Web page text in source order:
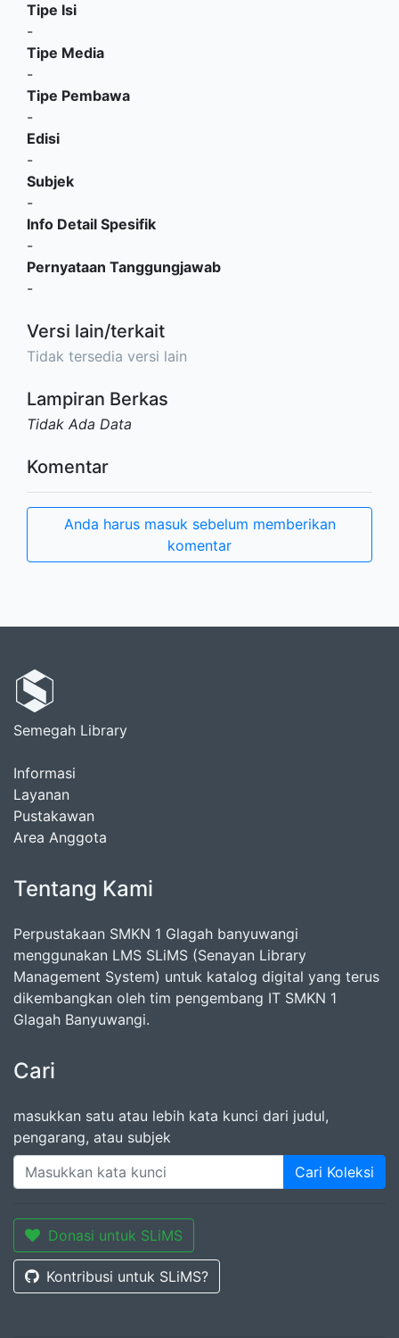
Tipe Isi
-
Tipe Media
-
Tipe Pembawa
-
Edisi
-
Subjek
-
Info Detail Spesifik
-
Pernyataan Tanggungjawab
-
Versi lain/terkait
Tidak tersedia versi lain
Lampiran Berkas
Tidak Ada Data
Komentar
Anda harus masuk sebelum memberikan
komentar
Semegah Library
Informasi
Layanan
Pustakawan
Area Anggota
Tentang Kami
Perpustakaan SMKN 1 Glagah banyuwangi
menggunakan LMS SLiMS (Senayan Library
Management System) untuk katalog digital yang terus
dikembangkan oleh tim pengembang IT SMKN 1
Glagah Banyuwangi.
Cari
masukkan satu atau lebih kata kunci dari judul,
pengarang, atau subjek
Cari Koleksi
Donasi untuk SLiMS
Kontribusi untuk SLiMS?